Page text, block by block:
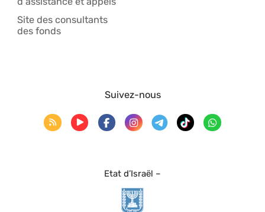
Site des consultants
des fonds
Etat d’Israël –
Suivez-nous